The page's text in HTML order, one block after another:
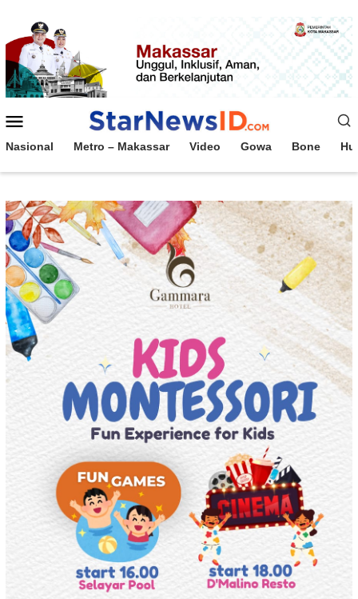
konten
Mobile
Nasional Metro – Makassar Video Gowa Bone